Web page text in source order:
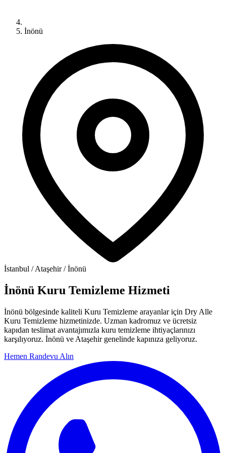
İnönü
İstanbul / Ataşehir / İnönü
İnönü Kuru Temizleme Hizmeti
İnönü bölgesinde kaliteli Kuru Temizleme arayanlar için Dry Alle
Kuru Temizleme hizmetinizde. Uzman kadromuz ve ücretsiz
kapıdan teslimat avantajımızla kuru temizleme ihtiyaçlarınızı
karşılıyoruz. İnönü ve Ataşehir genelinde kapınıza geliyoruz.
Hemen Randevu Alın